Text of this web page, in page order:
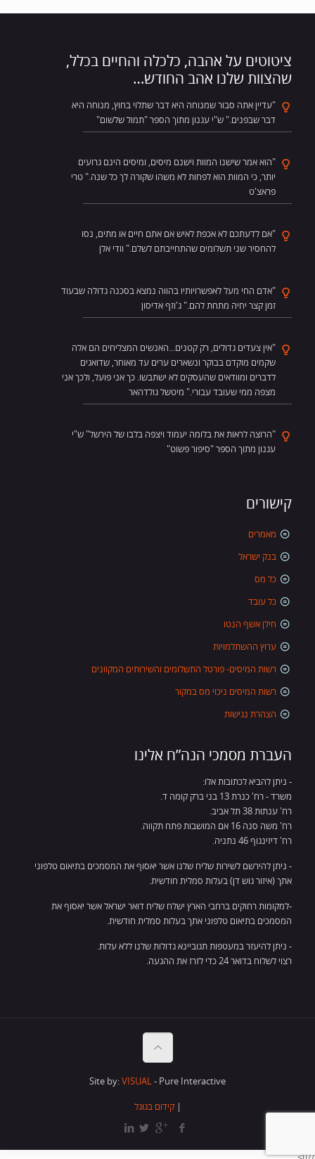
ציטוטים על אהבה, כלכלה והחיים בכלל,
שהצוות שלנו אהב החודש…
"עדיין אתה סבור שמנוחה היא דבר שתלוי בחוץ, מנוחה היא
דבר שבפנים." ש"י עגנון מתוך הספר "תמול שלשום"
"הוא אמר שישנו המוות וישנם מיסים, ומיסים הינם גרועים
יותר, כי המוות הוא לפחות לא משהו שקורה לך כל שנה." טרי
פראצ'ט
"אם לדעתכם לא אכפת לאיש אם אתם חיים או מתים, נסו
להחסיר שני תשלומים שהתחייבתם לשלם." וודי אלן
"אדם החי מעל לאפשרויותיו בהווה נמצא בסכנה גדולה שבעוד
זמן קצר יחיה מתחת להם." ג'וזף אדיסון
"אין צעדים גדולים, רק קטנים...האנשים המצליחים הם אלה
שקמים מוקדם בבוקר ונשארים ערים עד מאוחר, שדואגים
לדברים ומוודאים שהעסקים לא ישתבשו. כך אני פועל, ולכך אני
מצפה ממי שעובד עבורי." מיטשל גולדהאר
"הרוצה לראות את בלומה יעמוד ויצפה בלבו של הירשל" ש"י
עגנון מתוך הספר "סיפור פשוט"
קישורים
מאמרים
בנק ישראל
כל מס
כל עובד
חילן אשף הנטו
ערוץ ההשתלמויות
רשות המיסים- פורטל התשלומים והשירותים המקוונים
רשות המיסים ניכוי מס במקור
הצהרת נגישות
העברת מסמכי הנה”ח אלינו
- ניתן להביא לכתובות אלו:
משרד - רח' כנרת 13 בני ברק קומה ד.
רח' ענתות 38 תל אביב.
רח' משה סנה 16 אם המושבות פתח תקווה.
רח' דיזינגוף 46 נתניה.
- ניתן להירשם לשירות שליח שלנו אשר יאסוף את המסמכים בתיאום טלפוני
אתך (איזור גוש דן) בעלות סמלית חודשית.
-למקומות רחוקים ברחבי הארץ ישלח שליח דואר ישראל אשר יאסוף את
המסמכים בתיאום טלפוני אתך בעלות סמלית חודשית.
- ניתן להיעזר במעטפות תגוביינא גדולות שלנו ללא עלות.
רצוי לשלוח בדואר 24 כדי לזרז את ההגעה.
Site by:VISUAL- Pure Interactive
|קידום בגוגל